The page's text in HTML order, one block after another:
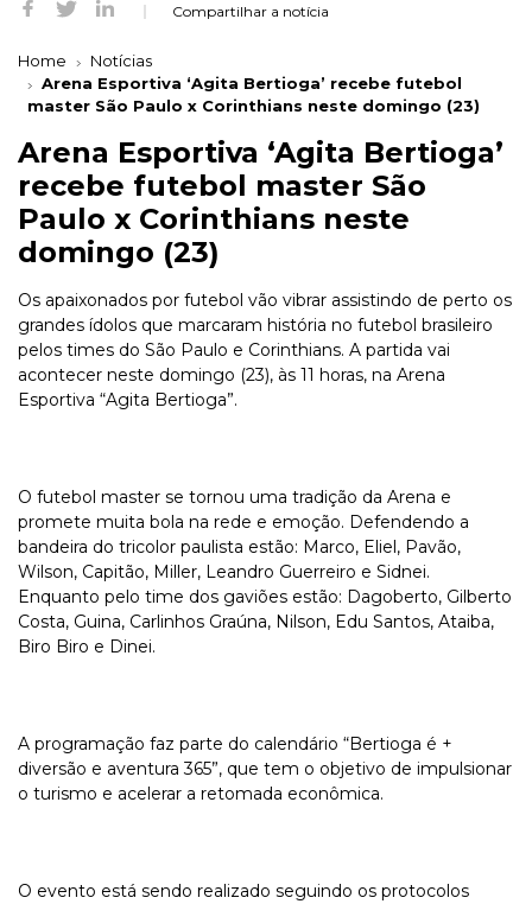
Compartilhar a notícia
Home
Notícias
Arena Esportiva ‘Agita Bertioga’ recebe futebol
master São Paulo x Corinthians neste domingo (23)
Arena Esportiva ‘Agita Bertioga’
recebe futebol master São
Paulo x Corinthians neste
domingo (23)
Os apaixonados por futebol vão vibrar assistindo de perto os
grandes ídolos que marcaram história no futebol brasileiro
pelos times do São Paulo e Corinthians. A partida vai
acontecer neste domingo (23), às 11 horas, na Arena
Esportiva “Agita Bertioga”.
O futebol master se tornou uma tradição da Arena e
promete muita bola na rede e emoção. Defendendo a
bandeira do tricolor paulista estão: Marco, Eliel, Pavão,
Wilson, Capitão, Miller, Leandro Guerreiro e Sidnei.
Enquanto pelo time dos gaviões estão: Dagoberto, Gilberto
Costa, Guina, Carlinhos Graúna, Nilson, Edu Santos, Ataiba,
Biro Biro e Dinei.
A programação faz parte do calendário “Bertioga é +
diversão e aventura 365”, que tem o objetivo de impulsionar
o turismo e acelerar a retomada econômica.
O evento está sendo realizado seguindo os protocolos